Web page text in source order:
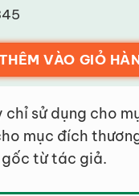
VÀO GIỎ
chỉ sử dụng cho
mục đích
gốc từ tác giả.